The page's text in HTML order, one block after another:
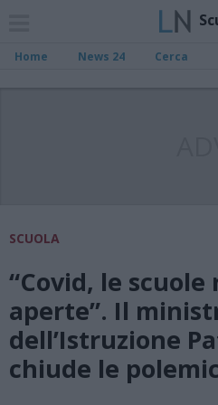
Home News 24 Cerca
SCUOLA
“Covid, le scuole
aperte”. Il
dell’Istruzione
chiude le